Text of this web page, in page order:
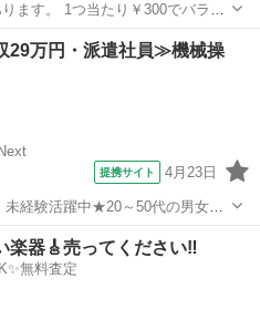
ます。 1つ当たり￥300でバラ売
ブル テリア
29万円・派遣社員≫機械操
提携サイト 4月23日
経験活躍中★20～50代の男女活
自宅からマイカー通勤OK！無料
県板野郡松茂町》 人気の工
楽器🎸売ってください‼️
無料査定